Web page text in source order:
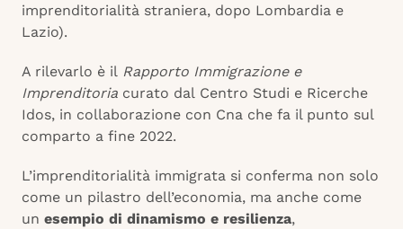
imprenditorialità straniera, dopo Lombardia e
Lazio).
A rilevarlo è il Rapporto Immigrazione e
Imprenditoria curato dal Centro Studi e Ricerche
Idos, in collaborazione con Cna che fa il punto sul
comparto a fine 2022.
L’imprenditorialità immigrata si conferma non solo
come un pilastro dell’economia, ma anche come
un esempio di dinamismo e resilienza,